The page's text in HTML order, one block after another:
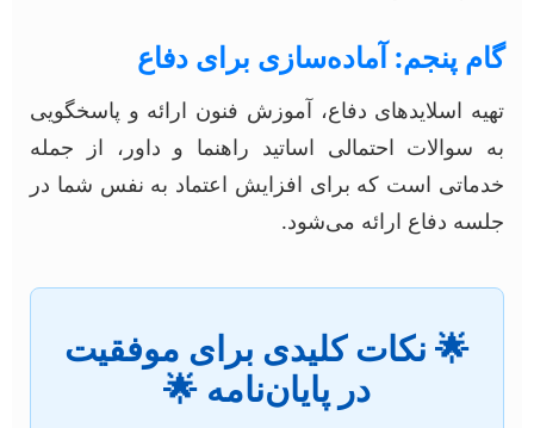
گام پنجم: آماده‌سازی برای دفاع
تهیه اسلایدهای دفاع، آموزش فنون ارائه و پاسخگویی
به سوالات احتمالی اساتید راهنما و داور، از جمله
خدماتی است که برای افزایش اعتماد به نفس شما در
جلسه دفاع ارائه می‌شود.
🌟 نکات کلیدی برای موفقیت
در پایان‌نامه 🌟